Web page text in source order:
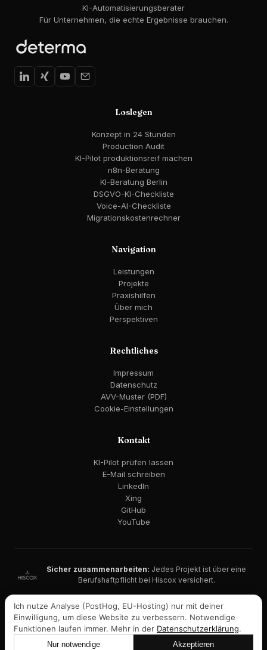
KI-Automatisierungsberater
Für Unternehmen, die echte Ergebnisse brauchen.
Loslegen
Konzept in 24 Stunden
Production Audit
KI-Pilot produktionsreif machen
n8n-Beratung
KI-Beratung Berlin
DSGVO-KI-Checkliste
Voice-AI-Checkliste
Migrationskostenrechner
Navigation
Leistungen
Projekte
Praxishilfen
Über mich
Perspektiven
Rechtliches
Impressum
Datenschutz
AVV-Muster (PDF)
Cookie-Einstellungen
Kontakt
KI-Pilot prüfen lassen
E-Mail schreiben
LinkedIn
Xing
GitHub
YouTube
Sicher zusammenarbeiten: Jedes Projekt ist über eine
Berufshaftpflicht bei Hiscox versichert.
DSGVO-konform · EU AI Act berücksichtigt · EU-Hosting möglich
Auf Malt gelistet: KI-Berater-Profil mit Empfehlungen →
© 2026 René Zander. Alle Rechte vorbehalten.Lass uns reden
Ich nutze Analyse (PostHog, EU-Hosting) nur mit deiner
Einwilligung, um diese Website zu verbessern. Notwendige
Funktionen laufen immer. Mehr in der Datenschutzerklärung.
Nur notwendige Akzeptieren